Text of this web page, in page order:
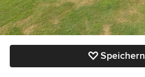
Speichern